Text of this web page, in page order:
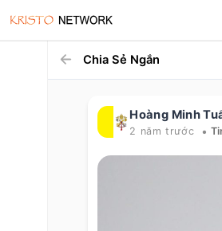
Chia Sẻ Ngắn
Hoàng Minh
2 năm trước •